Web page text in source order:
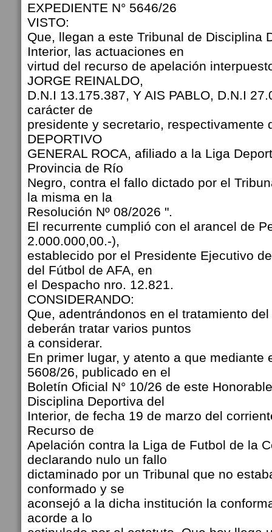
EXPEDIENTE N° 5646/26
VISTO:
Que, llegan a este Tribunal de Disciplina
Interior, las actuaciones en
virtud del recurso de apelación
JORGE REINALDO,
D.N.I 13.175.387, Y AIS PABLO, D.N.I
carácter de
presidente y secretario, respectivamente
DEPORTIVO
GENERAL ROCA, afiliado a la Liga
Provincia de Río
Negro, contra el fallo dictado por el
la misma en la
Resolución Nº 08/2026 ".
El recurrente cumplió con el arancel de
2.000.000,00.-),
establecido por el Presidente Ejecutivo
del Fútbol de AFA, en
el Despacho nro. 12.821.
CONSIDERANDO:
Que, adentrándonos en el tratamiento
deberán tratar varios puntos
a considerar.
En primer lugar, y atento a que mediante
5608/26, publicado en el
Boletín Oficial N° 10/26 de este
Disciplina Deportiva del
Interior, de fecha 19 de marzo del
Recurso de
Apelación contra la Liga de Futbol de la
declarando nulo un fallo
dictaminado por un Tribunal que no
conformado y se
aconsejó a la dicha institución la
acorde a lo